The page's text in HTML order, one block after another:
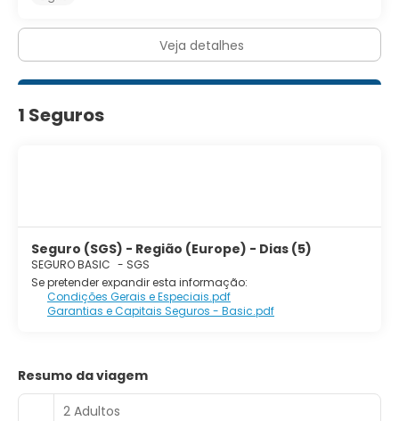
Veja detalhes
1 Seguros
Seguro (SGS) - Região (Europe) - Dias (5)
SEGURO BASIC - SGS
Se pretender expandir esta informação:
Condições Gerais e Especiais.pdf
Garantias e Capitais Seguros - Basic.pdf
Resumo da viagem
2 Adultos